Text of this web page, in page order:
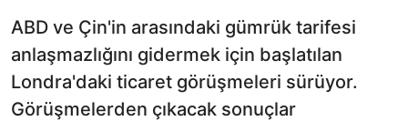
ABD ve Çin'in arasındaki gümrük tarifesi
anlaşmazlığını gidermek için başlatılan
Londra'daki ticaret görüşmeleri sürüyor.
Görüşmelerden çıkacak sonuçlar